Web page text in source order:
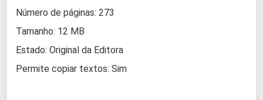
Número de páginas: 273
Tamanho: 12 MB
Estado: Original da Editora
Permite copiar textos: Sim